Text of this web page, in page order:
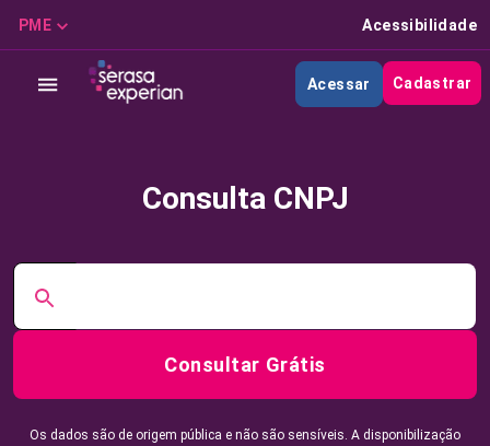
PME Acessibilidade
Acessar Cadastrar
Consulta CNPJ
Consultar Grátis
Os dados são de origem pública e não são sensíveis. A disponibilização